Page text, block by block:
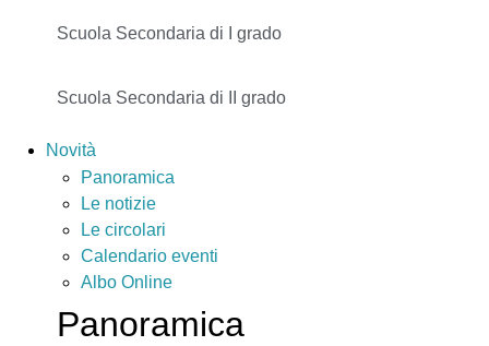
Scuola Secondaria di I grado
Scuola Secondaria di II grado
Novità
Panoramica
Le notizie
Le circolari
Calendario eventi
Albo Online
Panoramica